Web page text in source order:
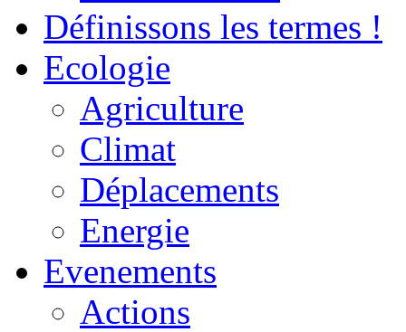
Définissons les termes !
Ecologie
Agriculture
Climat
Déplacements
Energie
Evenements
Actions